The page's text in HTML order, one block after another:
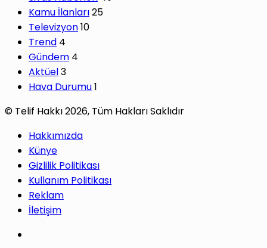
Kamu İlanları25
Televizyon10
Trend 4
Gündem 4
Aktüel3
Hava Durumu1
© Telif Hakkı 2026, Tüm Hakları Saklıdır
Hakkımızda
Künye
Gizlilik Politikası
Kullanım Politikası
Reklam
İletişim